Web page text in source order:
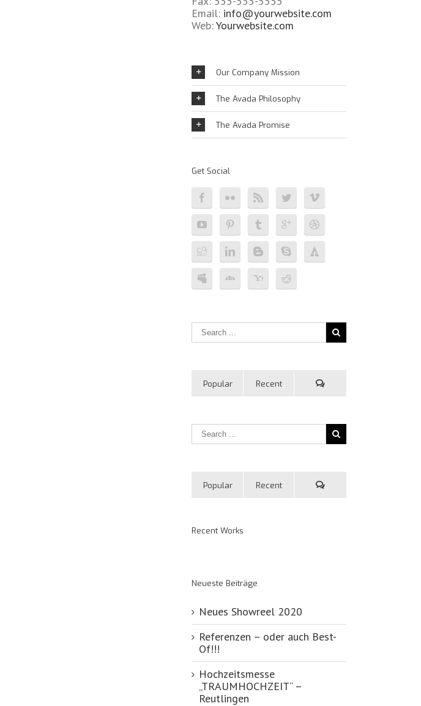
Email: info@yourwebsite.com
Web:Yourwebsite.com
Our Company Mission
The Avada Philosophy
The Avada Promise
Get Social
Popular Recent
Popular Recent
Recent Works
Neueste Beiträge
Neues Showreel 2020
Referenzen – oder auch Best-
Of!!!
Hochzeitsmesse
„TRAUMHOCHZEIT“ –
Reutlingen